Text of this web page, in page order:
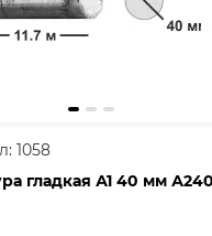
1058
гладкая А1 40 мм А240